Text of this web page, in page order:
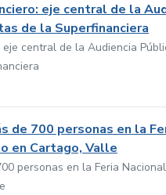
eje central de la
de la Superfinanciera
central de la Audiencia
de 700 personas en la
en Cartago, Valle
personas en la Feria